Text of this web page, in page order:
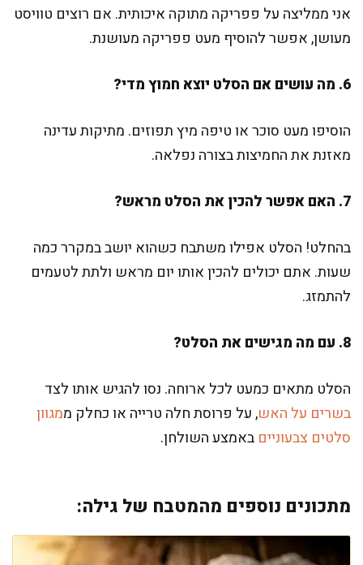
אני ממליצה על פפריקה מתוקה איכותית. אם רוצים טוויסט
מעושן, אפשר להוסיף מעט פפריקה מעושנת.
6. מה עושים אם הסלט יוצא חמוץ מדי?
הוסיפו מעט סוכר או טיפה מיץ תפוזים. מתיקות עדינה
מאזנת את החמיצות בצורה נפלאה.
7. האם אפשר להכין את הסלט מראש?
בהחלט! הסלט אפילו משתבח כשהוא יושב במקרר כמה
שעות. אתם יכולים להכין אותו יום מראש ולתת לטעמים
להתמזג.
8. עם מה מגישים את הסלט?
הסלט מתאים כמעט לכל ארוחה. נסו להגיש אותו לצד
בשרים על האש, על פרוסת חלה טרייה או כחלק ממגוון
סלטים צבעוניים באמצע השולחן.
מתכונים נוספים מהמטבח של גילה: